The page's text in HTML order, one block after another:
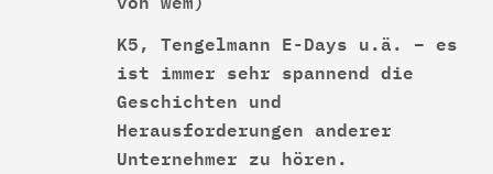
K5, Tengelmann E-Days u.ä. – es
ist immer sehr spannend die
Geschichten und
Herausforderungen anderer
Unternehmer zu hören.